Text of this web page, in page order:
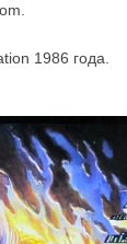
1986 года.